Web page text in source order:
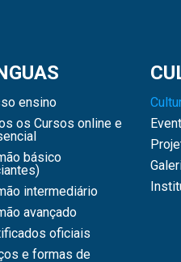
ensino
os Cursos online e
básico
intermediário
avançado
oficiais
e formas de